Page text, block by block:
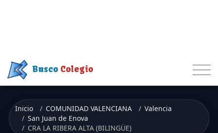
Busco Colegio
Inicio COMUNIDAD VALENCIANA
Valencia
San Juan de Enova
CRA LA RIBERA ALTA (BILINGÜE)